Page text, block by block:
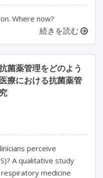
Where now?
続きを読む
菌薬管理をどのよう
療における抗菌薬管
perceive
A qualitative study
medicine